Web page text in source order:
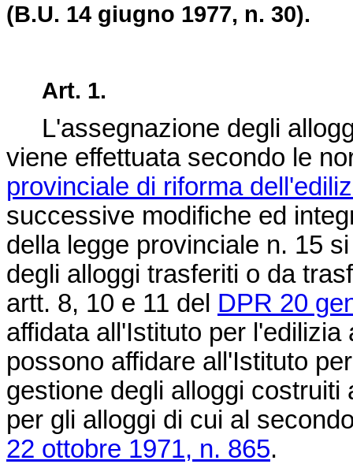
(B.U. 14 giugno 1977, n. 30).
Art. 1.
L'assegnazione degli
viene effettuata secondo le
provinciale di riforma
successive modifiche ed
della legge provinciale n. 15
degli alloggi trasferiti o da
artt. 8, 10 e 11 del DPR 20
affidata all'Istituto per
possono affidare all'Istituto
gestione degli alloggi
per gli alloggi di cui al
22 ottobre 1971, n. 865.